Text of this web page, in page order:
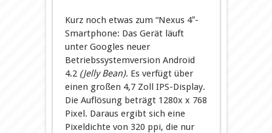
Kurz noch etwas zum “Nexus 4″-
Smartphone: Das Gerät läuft
unter Googles neuer
Betriebssystemversion Android
4.2 (Jelly Bean). Es verfügt über
einen großen 4,7 Zoll IPS-Display.
Die Auflösung beträgt 1280x x 768
Pixel. Daraus ergibt sich eine
Pixeldichte von 320 ppi, die nur